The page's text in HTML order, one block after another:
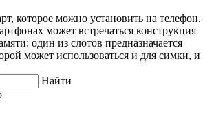
которое можно установить на телефон.
может встречаться конструкция
один из слотов предназначается
может использоваться и для симки, и
Найти